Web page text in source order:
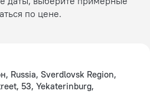
по цене.
Russia, Sverdlovsk Region,
53, Yekaterinburg,